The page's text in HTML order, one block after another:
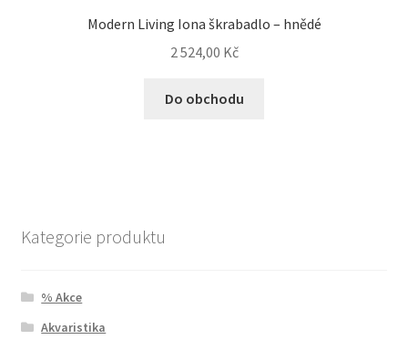
Modern Living Iona škrabadlo – hnědé
2 524,00 Kč
Do obchodu
Kategorie produktu
% Akce
Akvaristika